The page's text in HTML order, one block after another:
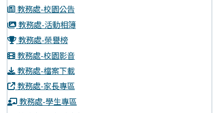
教務處-校園公告
教務處-活動相簿
教務處-榮譽榜
教務處-校園影音
教務處-檔案下載
教務處-家長專區
教務處-學生專區